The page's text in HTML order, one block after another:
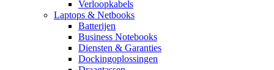
Verloopkabels
Laptops & Netbooks
Batterijen
Business Notebooks
Diensten & Garanties
Dockingoplossingen